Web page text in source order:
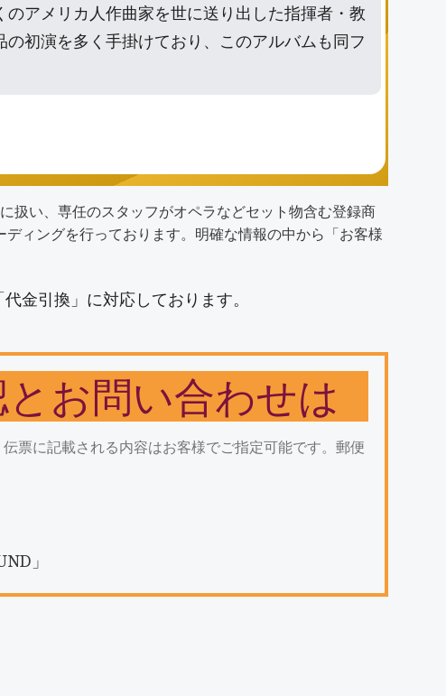
アメリカ人作曲家を世に送り出した指揮者・教
初演を多く手掛けており、このアルバムも同フ
扱い、専任のスタッフがオペラなどセット物含む登録商
ィングを行っております。明確な情報の中から「お客様
金引換」に対応しております。
お問い合わせは
票に記載される内容はお客様でご指定可能です。郵便
」